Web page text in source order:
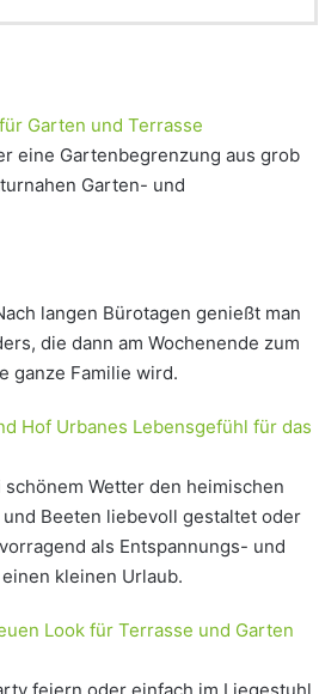
Garten und Terrasse
eine Gartenbegrenzung aus grob
Garten- und
langen Bürotagen genießt man
die dann am Wochenende zum
ganze Familie wird.
Hof Urbanes Lebensgefühl für das
Wetter den heimischen
Beeten liebevoll gestaltet oder
als Entspannungs- und
kleinen Urlaub.
Look für Terrasse und Garten